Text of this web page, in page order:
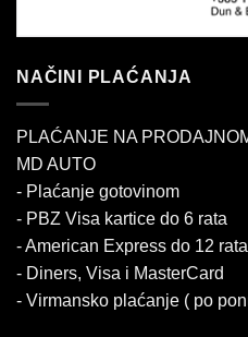
NAČINI PLAĆANJA
PLAĆANJE NA
MD AUTO
- Plaćanje gotovinom
- PBZ Visa kartice do 6 rata
- American Express do 12 rata
- Diners, Visa i MasterCard
- Virmansko plaćanje ( po